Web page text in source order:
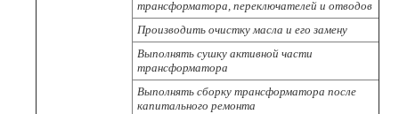
трансформатора, переключателей и отводов
Производить очистку масла и его замену
Выполнять сушку активной части
трансформатора
Выполнять сборку трансформатора после
капитального ремонта